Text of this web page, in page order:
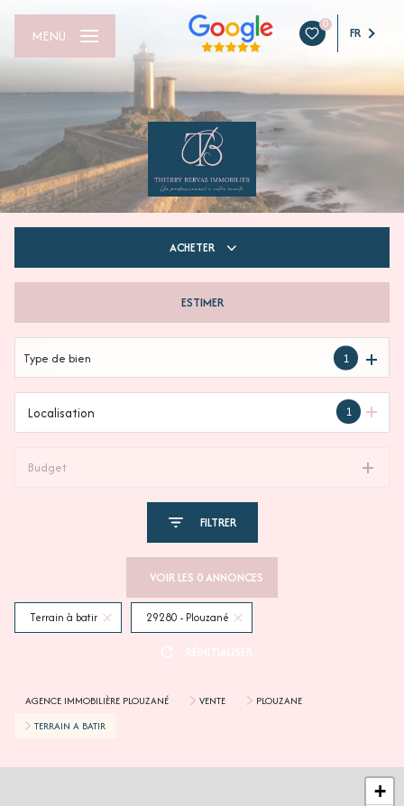
0
FR
MENU
ACHETER
Du neuf
ESTIMER
Type de bien 1
1
Localisation
Budget
FILTRER
VOIR LES 0ANNONCES
Terrain à batir 29280 - Plouzané
AGENCE IMMOBILIÈRE PLOUZANÉ VENTE
PLOUZANE
TERRAIN A BATIR
+